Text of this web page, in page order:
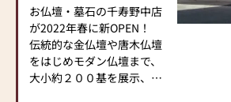
お仏壇・墓石の千寿野中店
が2022年春に新OPEN！
伝統的な金仏壇や唐木仏壇
をはじめモダン仏壇まで、
大小約２００基を展示、明